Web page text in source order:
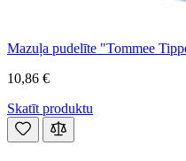
Mazuļa pudelīte "Tommee
10,86 €
Skatīt produktu